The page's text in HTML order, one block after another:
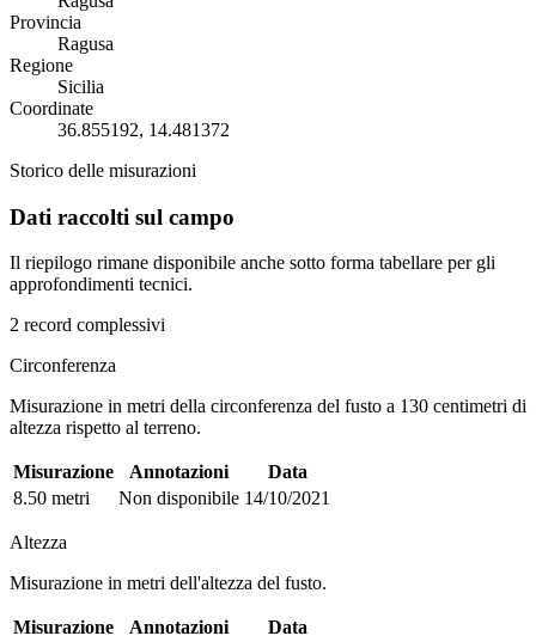
Provincia
Ragusa
Regione
Sicilia
Coordinate
36.855192, 14.481372
Storico delle misurazioni
Dati raccolti sul campo
Il riepilogo rimane disponibile anche sotto forma tabellare per gli
approfondimenti tecnici.
2 record complessivi
Circonferenza
Misurazione in metri della circonferenza del fusto a 130 centimetri di
altezza rispetto al terreno.
Misurazione Annotazioni
Data
8.50 metri
Non disponibile 14/10/2021
Altezza
Misurazione in metri dell'altezza del fusto.
Misurazione Annotazioni
Data